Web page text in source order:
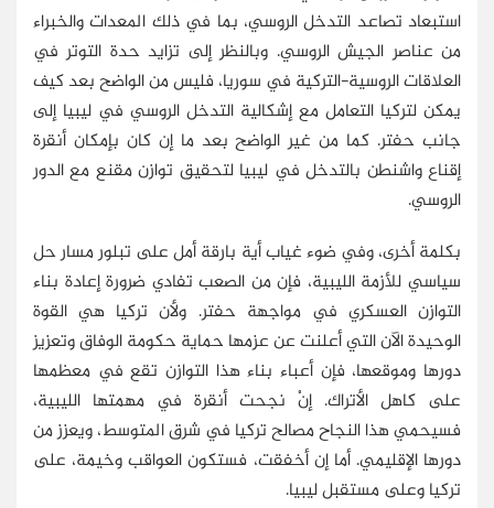
استبعاد تصاعد التدخل الروسي، بما في ذلك المعدات والخبراء
من عناصر الجيش الروسي. وبالنظر إلى تزايد حدة التوتر في
العلاقات الروسية-التركية في سوريا، فليس من الواضح بعد كيف
يمكن لتركيا التعامل مع إشكالية التدخل الروسي في ليبيا إلى
جانب حفتر. كما من غير الواضح بعد ما إن كان بإمكان أنقرة
إقناع واشنطن بالتدخل في ليبيا لتحقيق توازن مقنع مع الدور
الروسي.
بكلمة أخرى، وفي ضوء غياب أية بارقة أمل على تبلور مسار حل
سياسي للأزمة الليبية، فإن من الصعب تفادي ضرورة إعادة بناء
التوازن العسكري في مواجهة حفتر. ولأن تركيا هي القوة
الوحيدة الآن التي أعلنت عن عزمها حماية حكومة الوفاق وتعزيز
دورها وموقعها، فإن أعباء بناء هذا التوازن تقع في معظمها
على كاهل الأتراك. إنْ نجحت أنقرة في مهمتها الليبية،
فسيحمي هذا النجاح مصالح تركيا في شرق المتوسط، ويعزز من
دورها الإقليمي. أما إن أخفقت، فستكون العواقب وخيمة، على
تركيا وعلى مستقبل ليبيا.